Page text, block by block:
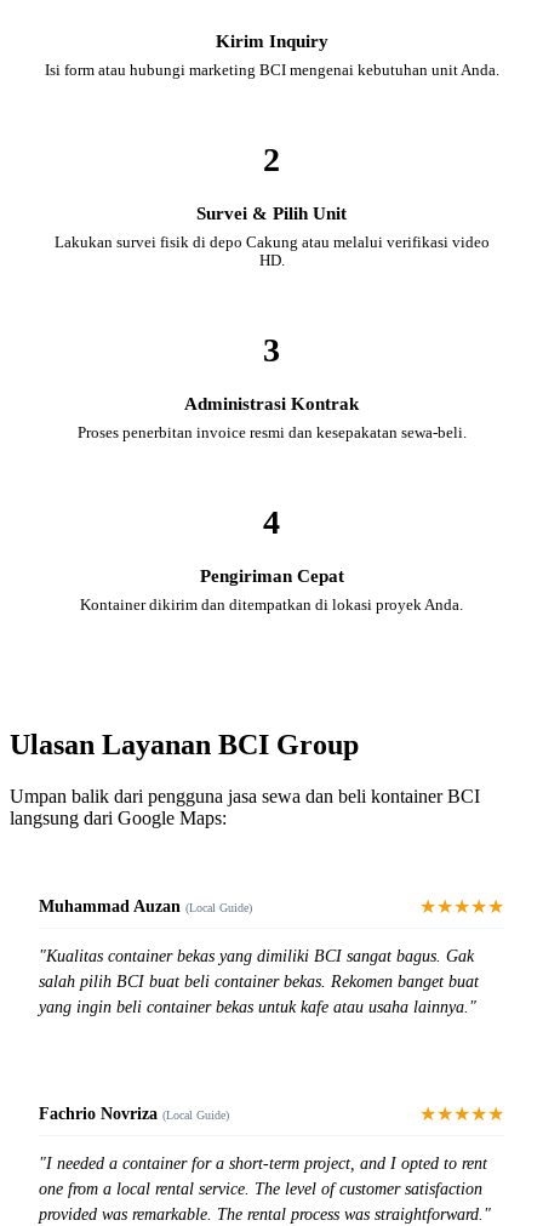
Kirim Inquiry
Isi form atau hubungi marketing BCI mengenai kebutuhan unit Anda.
2
Survei & Pilih Unit
Lakukan survei fisik di depo Cakung atau melalui verifikasi video
HD.
3
Administrasi Kontrak
Proses penerbitan invoice resmi dan kesepakatan sewa-beli.
4
Pengiriman Cepat
Kontainer dikirim dan ditempatkan di lokasi proyek Anda.
Ulasan Layanan BCI Group
Umpan balik dari pengguna jasa sewa dan beli kontainer BCI
langsung dari Google Maps:
Muhammad Auzan (Local Guide) ★★★★★
"Kualitas container bekas yang dimiliki BCI sangat bagus. Gak
salah pilih BCI buat beli container bekas. Rekomen banget buat
yang ingin beli container bekas untuk kafe atau usaha lainnya."
Fachrio Novriza (Local Guide) ★★★★★
"I needed a container for a short-term project, and I opted to rent
one from a local rental service. The level of customer satisfaction
provided was remarkable. The rental process was straightforward."